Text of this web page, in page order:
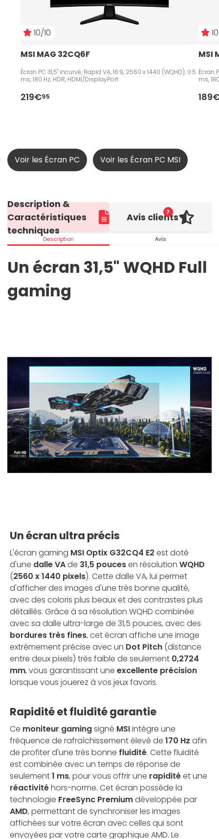
10/10
MSI MAG 32CQ6F
Écran PC 31,5" incurvé, Rapid VA, 16:9, 2560 x 1440 (WQHD), 0.5
ms, 180 Hz, HDR, HDMI/DisplayPort
219€95
MSI
Écran
ms,
Voir les Écran PC Voir les Écran PC MSI
Description &
Caractéristiques
techniques
Description
7
Avis clients
Avis
Un écran 31,5" WQHD Full
gaming
Un écran ultra précis
L'écran gaming MSI Optix G32CQ4 E2 est doté
d'une dalle VAde 31,5 poucesen résolution WQHD
(2560 x 1440 pixels). Cette dalle VA, lui permet
d'afficher des images d'une très bonne qualité,
avec des coloris plus beaux et des contrastes plus
détaillés. Grâce à sa résolution WQHD combinée
avec sa dalle ultra-large de 31,5 pouces, avec des
bordures très fines, cet écran affiche une image
extrêmement précise avec un Dot Pitch (distance
entre deux pixels) très faible de seulement 0,2724
mm, vous garantissant une excellente précision
lorsque vous jouerez à vos jeux favoris.
Rapidité et fluidité garantie
Ce moniteur gamingsigné MSIintègre une
fréquence de rafraîchissement élevé de 170 Hz afin
de profiter d'une très bonne fluidité. Cette fluidité
est combinée avec un temps de réponse de
seulement1 ms, pour vous offrir une rapiditéet une
réactivitéhors-norme. Cet écran possède la
technologie FreeSync Premiumdéveloppée par
AMD, permettant de synchroniser les images
affichées sur votre écran avec celles qui sont
envoyées par votre carte graphique AMD. Le